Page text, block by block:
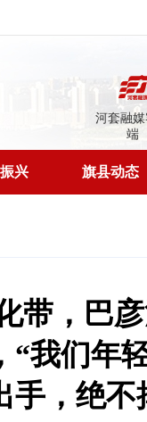
河套融
端
兴 旗县动态
带，巴
“我们年
手，绝不